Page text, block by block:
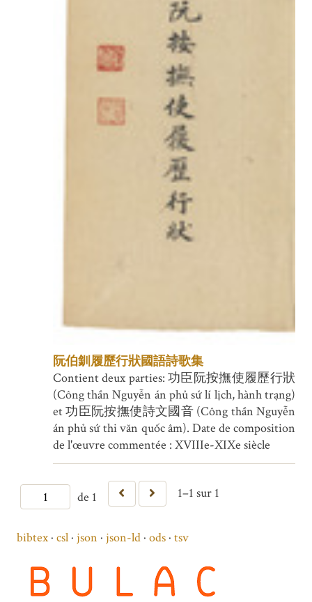
阮伯釧履歷行狀國語詩歌集
Contient deux parties: 功臣阮按撫使履歷行狀
(Công thần Nguyễn án phủ sứ lí lịch, hành trạng)
et 功臣阮按撫使詩文國音 (Công thần Nguyễn
án phủ sứ thi văn quốc âm). Date de composition
de l'œuvre commentée : XVIIIe-XIXe siècle
de 1 1–1 sur 1
bibtex csl json json-ld ods tsv